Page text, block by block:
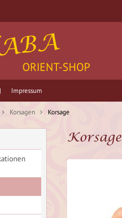
ORIENT-SHOP
| Impressum
Korsagen Korsage
Korsage